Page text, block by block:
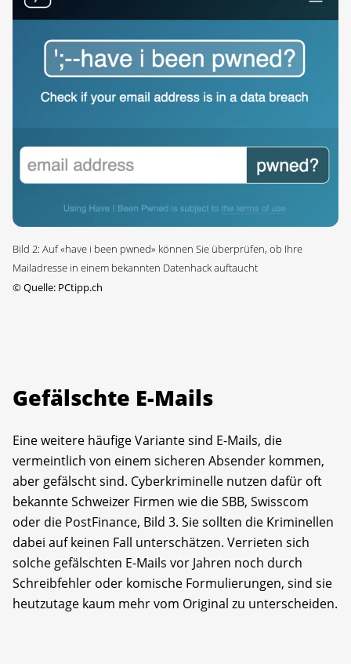
Bild 2: Auf «have i been pwned» können Sie überprüfen, ob Ihre
Mailadresse in einem bekannten Datenhack auftaucht
©Quelle: PCtipp.ch
Gefälschte E-Mails
Eine weitere häufige Variante sind E-Mails, die
vermeintlich von einem sicheren Absender kommen,
aber gefälscht sind. Cyberkriminelle nutzen dafür oft
bekannte Schweizer Firmen wie die SBB, Swisscom
oder die PostFinance, Bild 3. Sie sollten die Kriminellen
dabei auf keinen Fall unterschätzen. Verrieten sich
solche gefälschten E-Mails vor Jahren noch durch
Schreibfehler oder komische Formulierungen, sind sie
heutzutage kaum mehr vom Original zu unterscheiden.